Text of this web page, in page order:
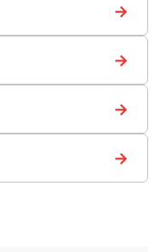
→
→
→
→